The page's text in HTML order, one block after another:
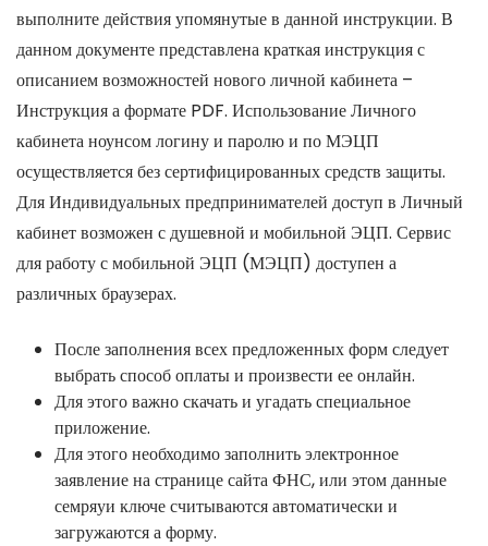
выполните действия упомянутые в данной инструкции. В
данном документе представлена краткая инструкция с
описанием возможностей нового личной кабинета –
Инструкция а формате PDF. Использование Личного
кабинета ноунсом логину и паролю и по МЭЦП
осуществляется без сертифицированных средств защиты.
Для Индивидуальных предпринимателей доступ в Личный
кабинет возможен с душевной и мобильной ЭЦП. Сервис
для работу с мобильной ЭЦП (МЭЦП) доступен а
различных браузерах.
После заполнения всех предложенных форм следует
выбрать способ оплаты и произвести ее онлайн.
Для этого важно скачать и угадать специальное
приложение.
Для этого необходимо заполнить электронное
заявление на странице сайта ФНС, или этом данные
семряуи ключе считываются автоматически и
загружаются а форму.